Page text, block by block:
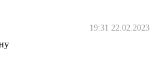
19:31 22.02.2023